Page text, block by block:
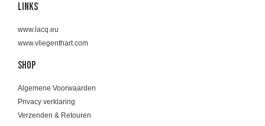
Links
www.lacq.eu
www.vliegenthart.com
SHOP
Algemene Voorwaarden
Privacy verklaring
Verzenden & Retouren